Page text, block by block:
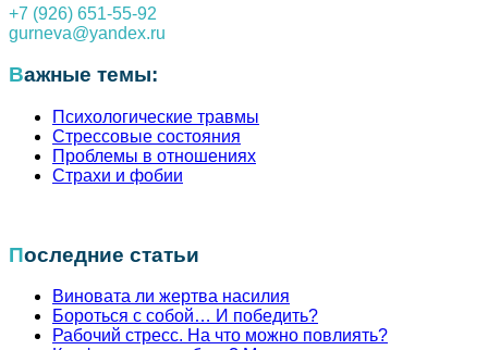
+7 (926) 651-55-92
gurneva@yandex.ru
Важные темы:
Психологические травмы
Стрессовые состояния
Проблемы в отношениях
Страхи и фобии
Последние статьи
Виновата ли жертва насилия
Бороться с собой… И победить?
Рабочий стресс. На что можно повлиять?